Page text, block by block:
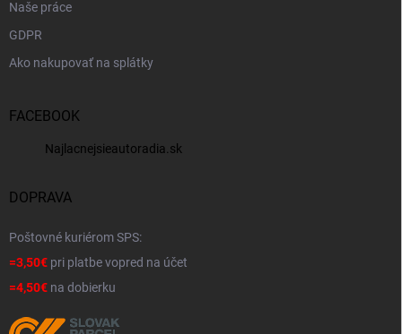
Naše práce
GDPR
Ako nakupovať na splátky
FACEBOOK
Najlacnejsieautoradia.sk
DOPRAVA
Poštovné kuriérom SPS:
=3,50€ pri platbe vopred na účet
=4,50€ na dobierku